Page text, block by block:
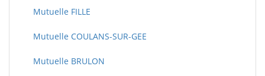
Mutuelle FILLE
Mutuelle COULANS-SUR-GEE
Mutuelle BRULON